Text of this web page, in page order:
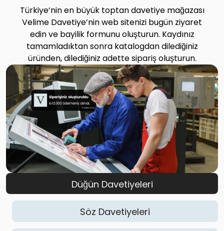
Türkiye’nin en büyük toptan davetiye mağazası
Velime Davetiye’nin web sitenizi bugün ziyaret
edin ve bayilik formunu oluşturun. Kaydınız
tamamladıktan sonra katalogdan dilediğiniz
üründen, dilediğiniz adette sipariş oluşturun.
Düğün Davetiyeleri
Söz Davetiyeleri